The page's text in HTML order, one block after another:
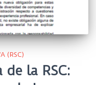
(RSC)
la RSC: